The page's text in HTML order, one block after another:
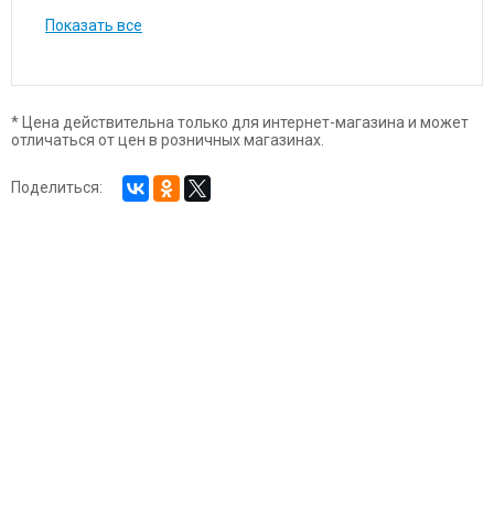
Показать все
* Цена действительна только для интернет-магазина и может
отличаться от цен в розничных магазинах.
Поделиться: